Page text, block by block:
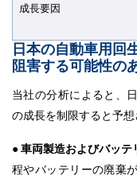
成長要因
日本の自動車用回
阻害する可能性の
当社の分析によると、
の成長を制限すると予想
● 車両製造およびバッテ
程やバッテリーの廃棄